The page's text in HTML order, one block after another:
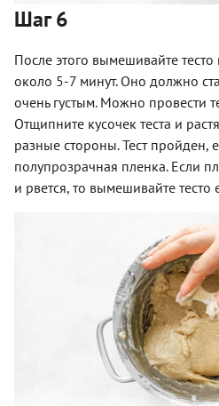
Шаг 6
После этого вымешивайте
около 5-7 минут. Оно должно
очень густым. Можно провести
Отщипните кусочек теста и
разные стороны. Тест пройден,
полупрозрачная пленка. Если
и рвется, то вымешивайте